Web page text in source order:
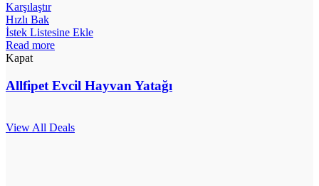
Karşılaştır
Hızlı Bak
İstek Listesine Ekle
Read more
Kapat
Allfipet Evcil Hayvan Yatağı
View All Deals